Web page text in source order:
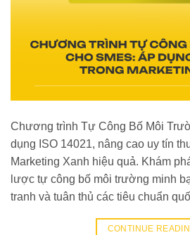
Chương trình Tự Công Bố Môi
dụng ISO 14021, nâng cao uy tín
Marketing Xanh hiệu quả. Khám
lược tự công bố môi trường minh
tranh và tuân thủ các tiêu chuẩn
CONTINUE